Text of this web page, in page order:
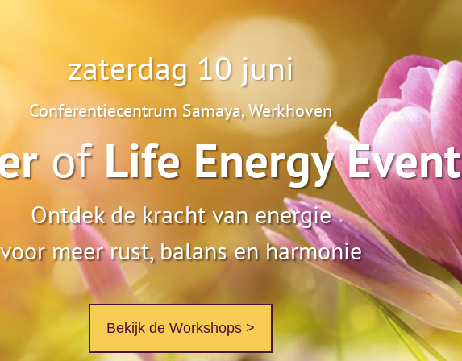
zaterdag 10 juni
Conferentiecentrum Samaya, Werkhoven
ofLife Energy Event
Ontdek de kracht van energie
voor meer rust, balans en harmonie
Bekijk de Workshops >